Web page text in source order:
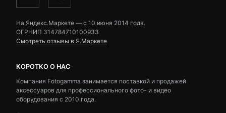
На Яндекс.Маркете — c 10 июня 2014 года.
ОГРНИП 314784710100933
Смотреть отзывы в Я.Маркете
КОРОТКО О НАС
Компания Fotogamma занимается поставкой и продажей
аксессуаров для профессионального фото- и видео
оборудования с 2010 года.